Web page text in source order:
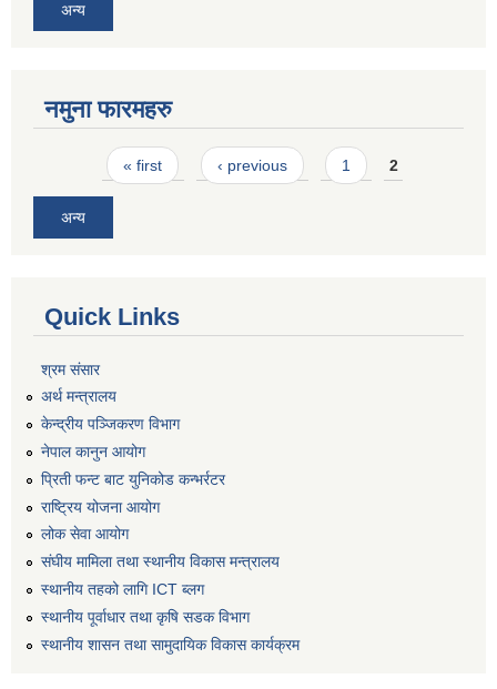
अन्य
नमुना फारमहरु
Pages« first ‹ previous 1 2
अन्य
Quick Links
श्रम संसार
अर्थ मन्त्रालय
केन्द्रीय पञ्जिकरण विभाग
नेपाल कानुन आयोग
प्रिती फन्ट बाट युनिकोड कन्भर्रटर
राष्ट्रिय योजना आयोग
लोक सेवा आयोग
संघीय मामिला तथा स्थानीय विकास मन्त्रालय
स्थानीय तहको लागि ICT ब्लग
स्थानीय पूर्वाधार तथा कृषि सडक विभाग
स्थानीय शासन तथा सामुदायिक विकास कार्यक्रम